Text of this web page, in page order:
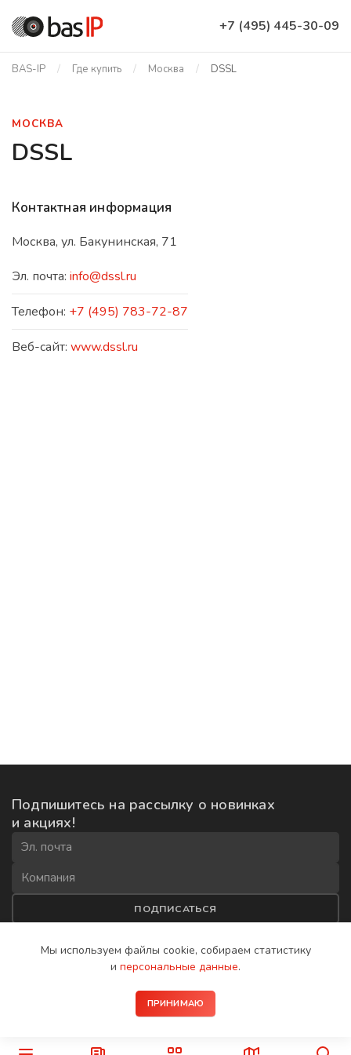
+7 (495) 445-30-09
BAS-IP Где купить Москва DSSL
МОСКВА
DSSL
Контактная информация
Москва, ул. Бакунинская, 71
Эл. почта: info@dssl.ru
Телефон: +7 (495) 783-72-87
Веб-сайт: www.dssl.ru
Подпишитесь на рассылку о новинках
и акциях!
ПОДПИСАТЬСЯ
рассылки
2008−2026 © IP-домофоны BAS-IP
Политика конфиденциальности
Мы используем файлы cookie, собираем статистику
и персональные данные.
ПРИНИМАЮ